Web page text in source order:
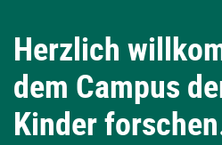
Herzlich
dem Campus
Kinder